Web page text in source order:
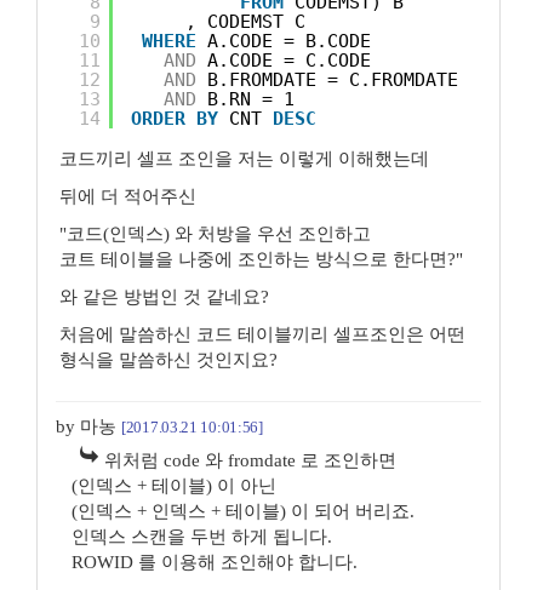
9
10
11
12
13
14
, CODEMST C
WHERE A.CODE = B.CODE
AND A.CODE = C.CODE
AND
B.FROMDATE = C.FROMDATE
AND
B.RN = 1
ORDER BY CNT DESC
코드끼리 셀프 조인을 저는 이렇게 이해했는데
뒤에 더 적어주신
"코드(인덱스) 와 처방을 우선 조인하고
코트 테이블을 나중에 조인하는 방식으로 한다면?"
와 같은 방법인 것 같네요?
처음에 말씀하신 코드 테이블끼리 셀프조인은 어떤
형식을 말씀하신 것인지요?
by 마농 [2017.03.21 10:01:56]
위처럼 code 와 fromdate 로 조인하면
(인덱스 + 테이블) 이 아닌
(인덱스 + 인덱스 + 테이블) 이 되어 버리죠.
인덱스 스캔을 두번 하게 됩니다.
ROWID 를 이용해 조인해야 합니다.